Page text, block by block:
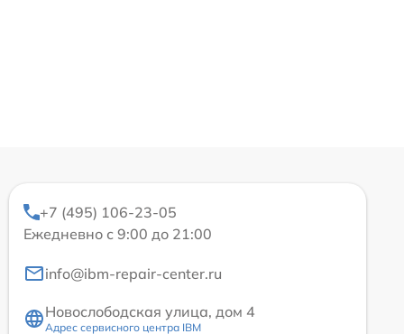
+7 (495) 106-23-05
Ежедневно с 9:00 до 21:00
info@ibm-repair-center.ru
Новослободская улица, дом 4
Адрес сервисного центра IBM